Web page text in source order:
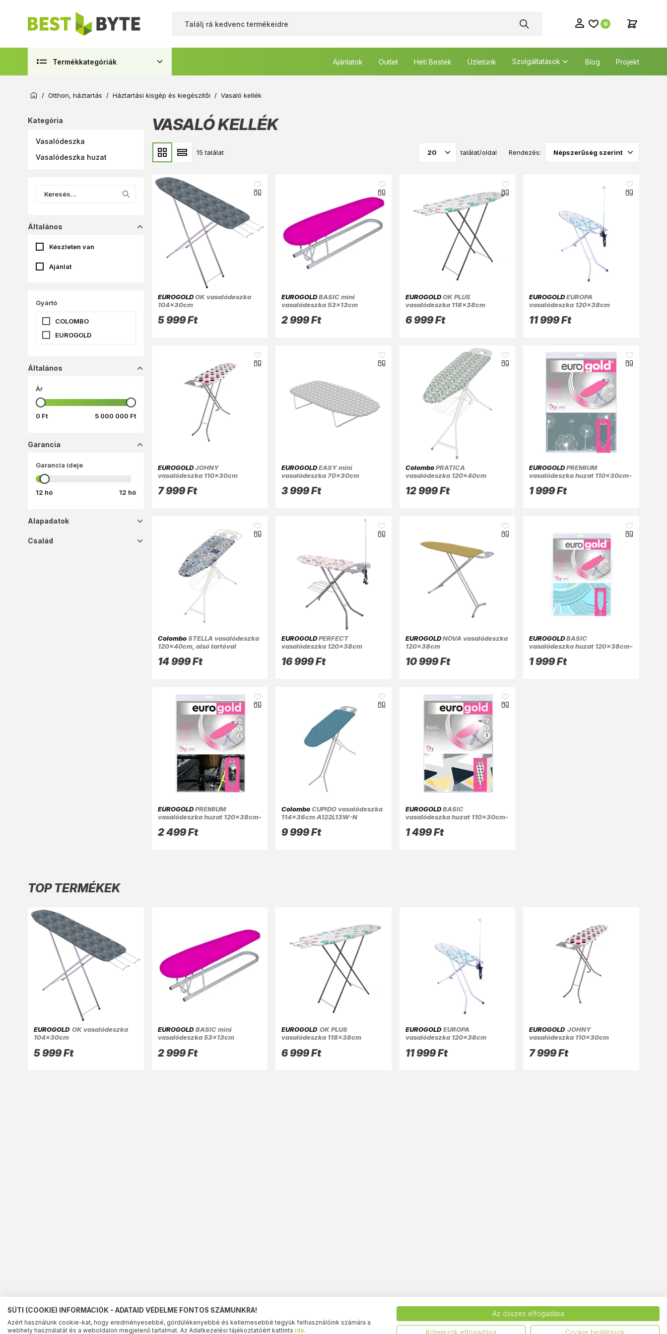
0
Termékkategóriák Ajánlatok Outlet Heti Bestek Üzletünk Szolgáltatások Blog Projekt
/ Otthon, háztartás / Háztartási kisgép és kiegészítői / Vasaló kellék
VASALÓ KELLÉK
15 találat találat/oldal Rendezés:
EUROGOLDOK vasalódeszka
104x30cm
5 999 Ft
EUROGOLDBASIC mini
vasalódeszka 53x13cm
2 999 Ft
EUROGOLDOK PLUS
vasalódeszka 118x38cm
6 999 Ft
EUROGOLDEUROPA
vasalódeszka 120x38cm
11 999 Ft
EUROGOLDJOHNY
vasalódeszka 110x30cm
7 999 Ft
EUROGOLDEASY mini
vasalódeszka 70x30cm
3 999 Ft
ColomboPRATICA
vasalódeszka 120x40cm
12 999 Ft
EUROGOLDPREMIUM
vasalódeszka huzat 110x30cm-
1 999 Ft
ColomboSTELLA vasalódeszka
120x40cm, alsó tartóval
14 999 Ft
EUROGOLDPERFECT
vasalódeszka 120x38cm
16 999 Ft
EUROGOLDNOVA vasalódeszka
120x38cm
10 999 Ft
EUROGOLDBASIC
vasalódeszka huzat 120x38cm-
1 999 Ft
EUROGOLDPREMIUM
vasalódeszka huzat 120x38cm-
2 499 Ft
ColomboCUPIDO vasalódeszka
114x36cm A122L13W-N
9 999 Ft
EUROGOLDBASIC
vasalódeszka huzat 110x30cm-
1 499 Ft
Kategória
Vasalódeszka
Vasalódeszka huzat
Általános dropup_16
Készleten van
Ajánlat
Gyártó
COLOMBO
EUROGOLD
Általános dropup_16
Ár
0 Ft 5 000 000 Ft
Garancia dropup_16
Garancia ideje
12 hó 12 hó
Alapadatok dropdown_16
Család dropdown_16
TOP TERMÉKEK
EUROGOLD OK vasalódeszka
104x30cm
5 999 Ft
EUROGOLD BASIC mini
vasalódeszka 53x13cm
2 999 Ft
EUROGOLD OK PLUS
vasalódeszka 118x38cm
6 999 Ft
EUROGOLD EUROPA
vasalódeszka 120x38cm
11 999 Ft
EUROGOLD JOHNY
vasalódeszka 110x30cm
7 999 Ft
SÜTI (COOKIE) INFORMÁCIÓK - ADATAID VÉDELME FONTOS SZÁMUNKRA!
Azért használunk cookie-kat, hogy eredményesebbé, gördülékenyebbé és kellemesebbé tegyük felhasználóink számára a
webhely használatát és a weboldalon megjelenő tartalmat. Az Adatkezelési tájékoztatóért kattints ide.
Az összes elfogadása